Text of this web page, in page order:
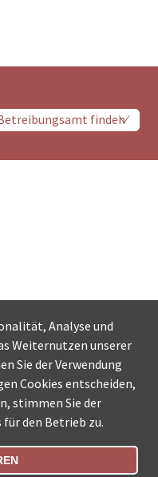
Analyse und
Weiternutzen unserer
Sie der Verwendung
Cookies entscheiden,
stimmen Sie der
den Betrieb zu.